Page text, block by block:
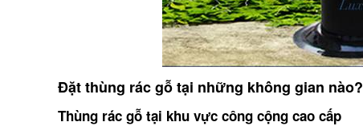
Đặt thùng rác gỗ tại những không gian nào?
Thùng rác gỗ tại khu vực công cộng cao cấp